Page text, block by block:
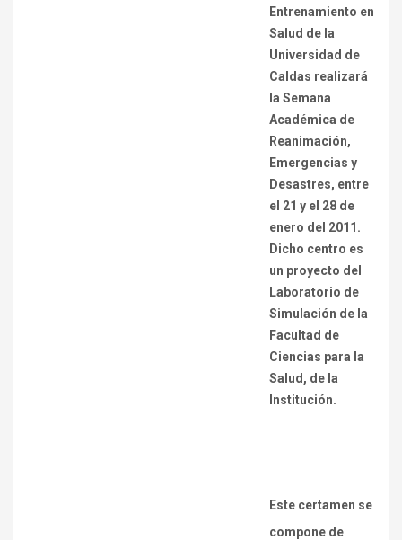
Entrenamiento en
Salud de la
Universidad de
Caldas realizará
la Semana
Académica de
Reanimación,
Emergencias y
Desastres, entre
el 21 y el 28 de
enero del 2011.
Dicho centro es
un proyecto del
Laboratorio de
Simulación de la
Facultad de
Ciencias para la
Salud, de la
Institución.
Este certamen se
compone de